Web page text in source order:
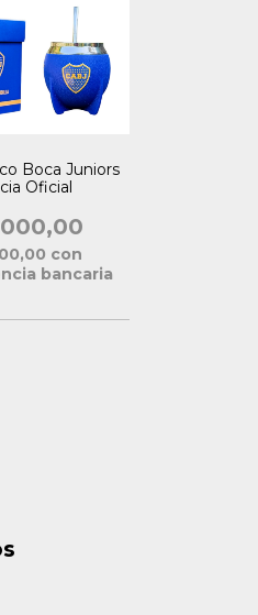
Boca Juniors
Oficial
con
bancaria